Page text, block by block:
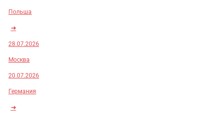
Польша
➜
28.07.2026
Москва
20.07.2026
Германия
➜